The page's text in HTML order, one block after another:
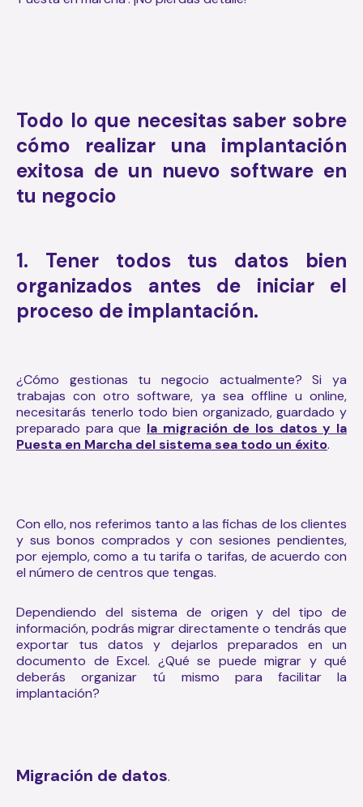
Todo lo que necesitas saber sobre
cómo realizar una implantación
exitosa de un nuevo software en
tu negocio
1. Tener todos tus datos bien
organizados antes de iniciar el
proceso de implantación.
¿Cómo gestionas tu negocio actualmente? Si ya
trabajas con otro software, ya sea offline u online,
necesitarás tenerlo todo bien organizado, guardado y
preparado para que la migración de los datos y la
Puesta en Marcha del sistema sea todo un éxito.
Con ello, nos referimos tanto a las fichas de los clientes
y sus bonos comprados y con sesiones pendientes,
por ejemplo, como a tu tarifa o tarifas, de acuerdo con
el número de centros que tengas.
Dependiendo del sistema de origen y del tipo de
información, podrás migrar directamente o tendrás que
exportar tus datos y dejarlos preparados en un
documento de Excel. ¿Qué se puede migrar y qué
deberás organizar tú mismo para facilitar la
implantación?
Migración de datos.